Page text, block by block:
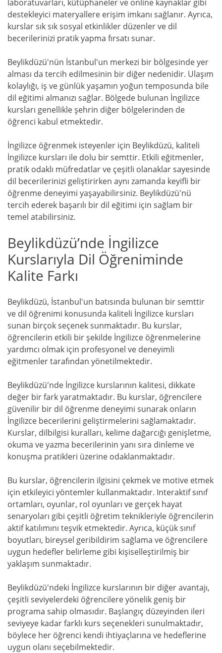
laboratuvarları, kütüphaneler ve online kaynaklar gibi
destekleyici materyallere erişim imkanı sağlanır. Ayrıca,
kurslar sık sık sosyal etkinlikler düzenler ve dil
becerilerinizi pratik yapma fırsatı sunar.
Beylikdüzü'nün İstanbul'un merkezi bir bölgesinde yer
alması da tercih edilmesinin bir diğer nedenidir. Ulaşım
kolaylığı, iş ve günlük yaşamın yoğun temposunda bile
dil eğitimi almanızı sağlar. Bölgede bulunan İngilizce
kursları genellikle şehrin diğer bölgelerinden de
öğrenci kabul etmektedir.
İngilizce öğrenmek isteyenler için Beylikdüzü, kaliteli
İngilizce kursları ile dolu bir semttir. Etkili eğitmenler,
pratik odaklı müfredatlar ve çeşitli olanaklar sayesinde
dil becerilerinizi geliştirirken aynı zamanda keyifli bir
öğrenme deneyimi yaşayabilirsiniz. Beylikdüzü'nü
tercih ederek başarılı bir dil eğitimi için sağlam bir
temel atabilirsiniz.
Beylikdüzü’nde İngilizce
Kurslarıyla Dil Öğreniminde
Kalite Farkı
Beylikdüzü, İstanbul'un batısında bulunan bir semttir
ve dil öğrenimi konusunda kaliteli İngilizce kursları
sunan birçok seçenek sunmaktadır. Bu kurslar,
öğrencilerin etkili bir şekilde İngilizce öğrenmelerine
yardımcı olmak için profesyonel ve deneyimli
eğitmenler tarafından yönetilmektedir.
Beylikdüzü'nde İngilizce kurslarının kalitesi, dikkate
değer bir fark yaratmaktadır. Bu kurslar, öğrencilere
güvenilir bir dil öğrenme deneyimi sunarak onların
İngilizce becerilerini geliştirmelerini sağlamaktadır.
Kurslar, dilbilgisi kuralları, kelime dağarcığı genişletme,
okuma ve yazma becerilerinin yanı sıra dinleme ve
konuşma pratikleri üzerine odaklanmaktadır.
Bu kurslar, öğrencilerin ilgisini çekmek ve motive etmek
için etkileyici yöntemler kullanmaktadır. Interaktif sınıf
ortamları, oyunlar, rol oyunları ve gerçek hayat
senaryoları gibi çeşitli öğretim teknikleriyle öğrencilerin
aktif katılımını teşvik etmektedir. Ayrıca, küçük sınıf
boyutları, bireysel geribildirim sağlama ve öğrencilere
uygun hedefler belirleme gibi kişiselleştirilmiş bir
yaklaşım sunmaktadır.
Beylikdüzü'ndeki İngilizce kurslarının bir diğer avantajı,
çeşitli seviyelerdeki öğrencilere yönelik geniş bir
programa sahip olmasıdır. Başlangıç düzeyinden ileri
seviyeye kadar farklı kurs seçenekleri sunulmaktadır,
böylece her öğrenci kendi ihtiyaçlarına ve hedeflerine
uygun olanı seçebilmektedir.